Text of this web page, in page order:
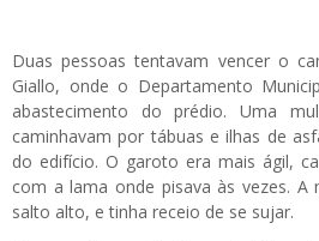
Duas pessoas tentavam vencer o
Giallo, onde o Departamento
abastecimento do prédio. Uma
caminhavam por tábuas e ilhas de
do edifício. O garoto era mais ágil,
com a lama onde pisava às vezes.
salto alto, e tinha receio de se sujar.